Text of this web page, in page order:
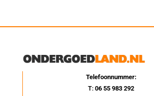
Telefoonnummer:
T:06 55 983 292